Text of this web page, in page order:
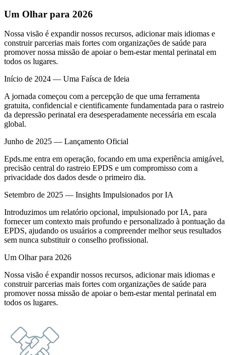
Um Olhar para 2026
Nossa visão é expandir nossos recursos, adicionar mais idiomas e
construir parcerias mais fortes com organizações de saúde para
promover nossa missão de apoiar o bem-estar mental perinatal em
todos os lugares.
Início de 2024 — Uma Faísca de Ideia
A jornada começou com a percepção de que uma ferramenta
gratuita, confidencial e cientificamente fundamentada para o rastreio
da depressão perinatal era desesperadamente necessária em escala
global.
Junho de 2025 — Lançamento Oficial
Epds.me entra em operação, focando em uma experiência amigável,
precisão central do rastreio EPDS e um compromisso com a
privacidade dos dados desde o primeiro dia.
Setembro de 2025 — Insights Impulsionados por IA
Introduzimos um relatório opcional, impulsionado por IA, para
fornecer um contexto mais profundo e personalizado à pontuação da
EPDS, ajudando os usuários a compreender melhor seus resultados
sem nunca substituir o conselho profissional.
Um Olhar para 2026
Nossa visão é expandir nossos recursos, adicionar mais idiomas e
construir parcerias mais fortes com organizações de saúde para
promover nossa missão de apoiar o bem-estar mental perinatal em
todos os lugares.